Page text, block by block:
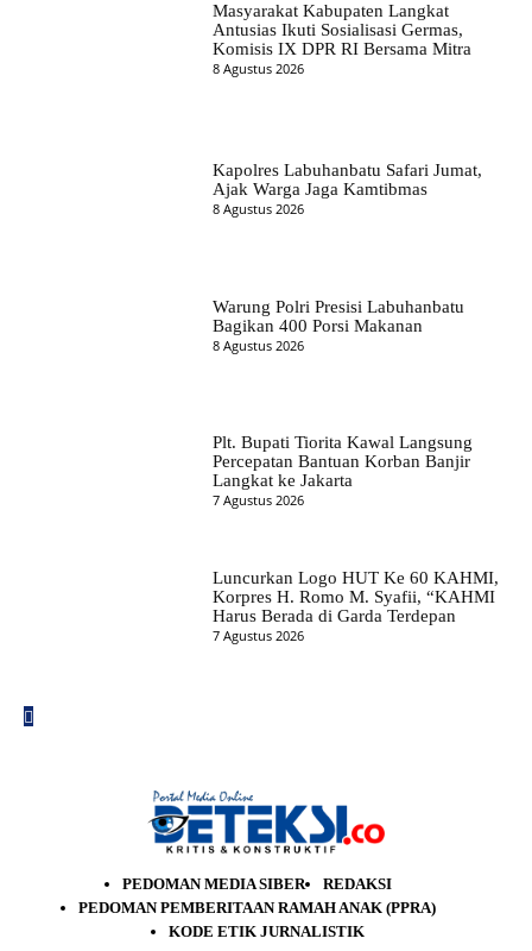
Masyarakat Kabupaten Langkat
Antusias Ikuti Sosialisasi Germas,
Komisis IX DPR RI Bersama Mitra
8 Agustus 2026
Kapolres Labuhanbatu Safari Jumat,
Ajak Warga Jaga Kamtibmas
8 Agustus 2026
Warung Polri Presisi Labuhanbatu
Bagikan 400 Porsi Makanan
8 Agustus 2026
Plt. Bupati Tiorita Kawal Langsung
Percepatan Bantuan Korban Banjir
Langkat ke Jakarta
7 Agustus 2026
Luncurkan Logo HUT Ke 60 KAHMI,
Korpres H. Romo M. Syafii, “KAHMI
Harus Berada di Garda Terdepan
7 Agustus 2026
PEDOMAN MEDIA SIBER
REDAKSI
PEDOMAN PEMBERITAAN RAMAH ANAK (PPRA)
KODE ETIK JURNALISTIK